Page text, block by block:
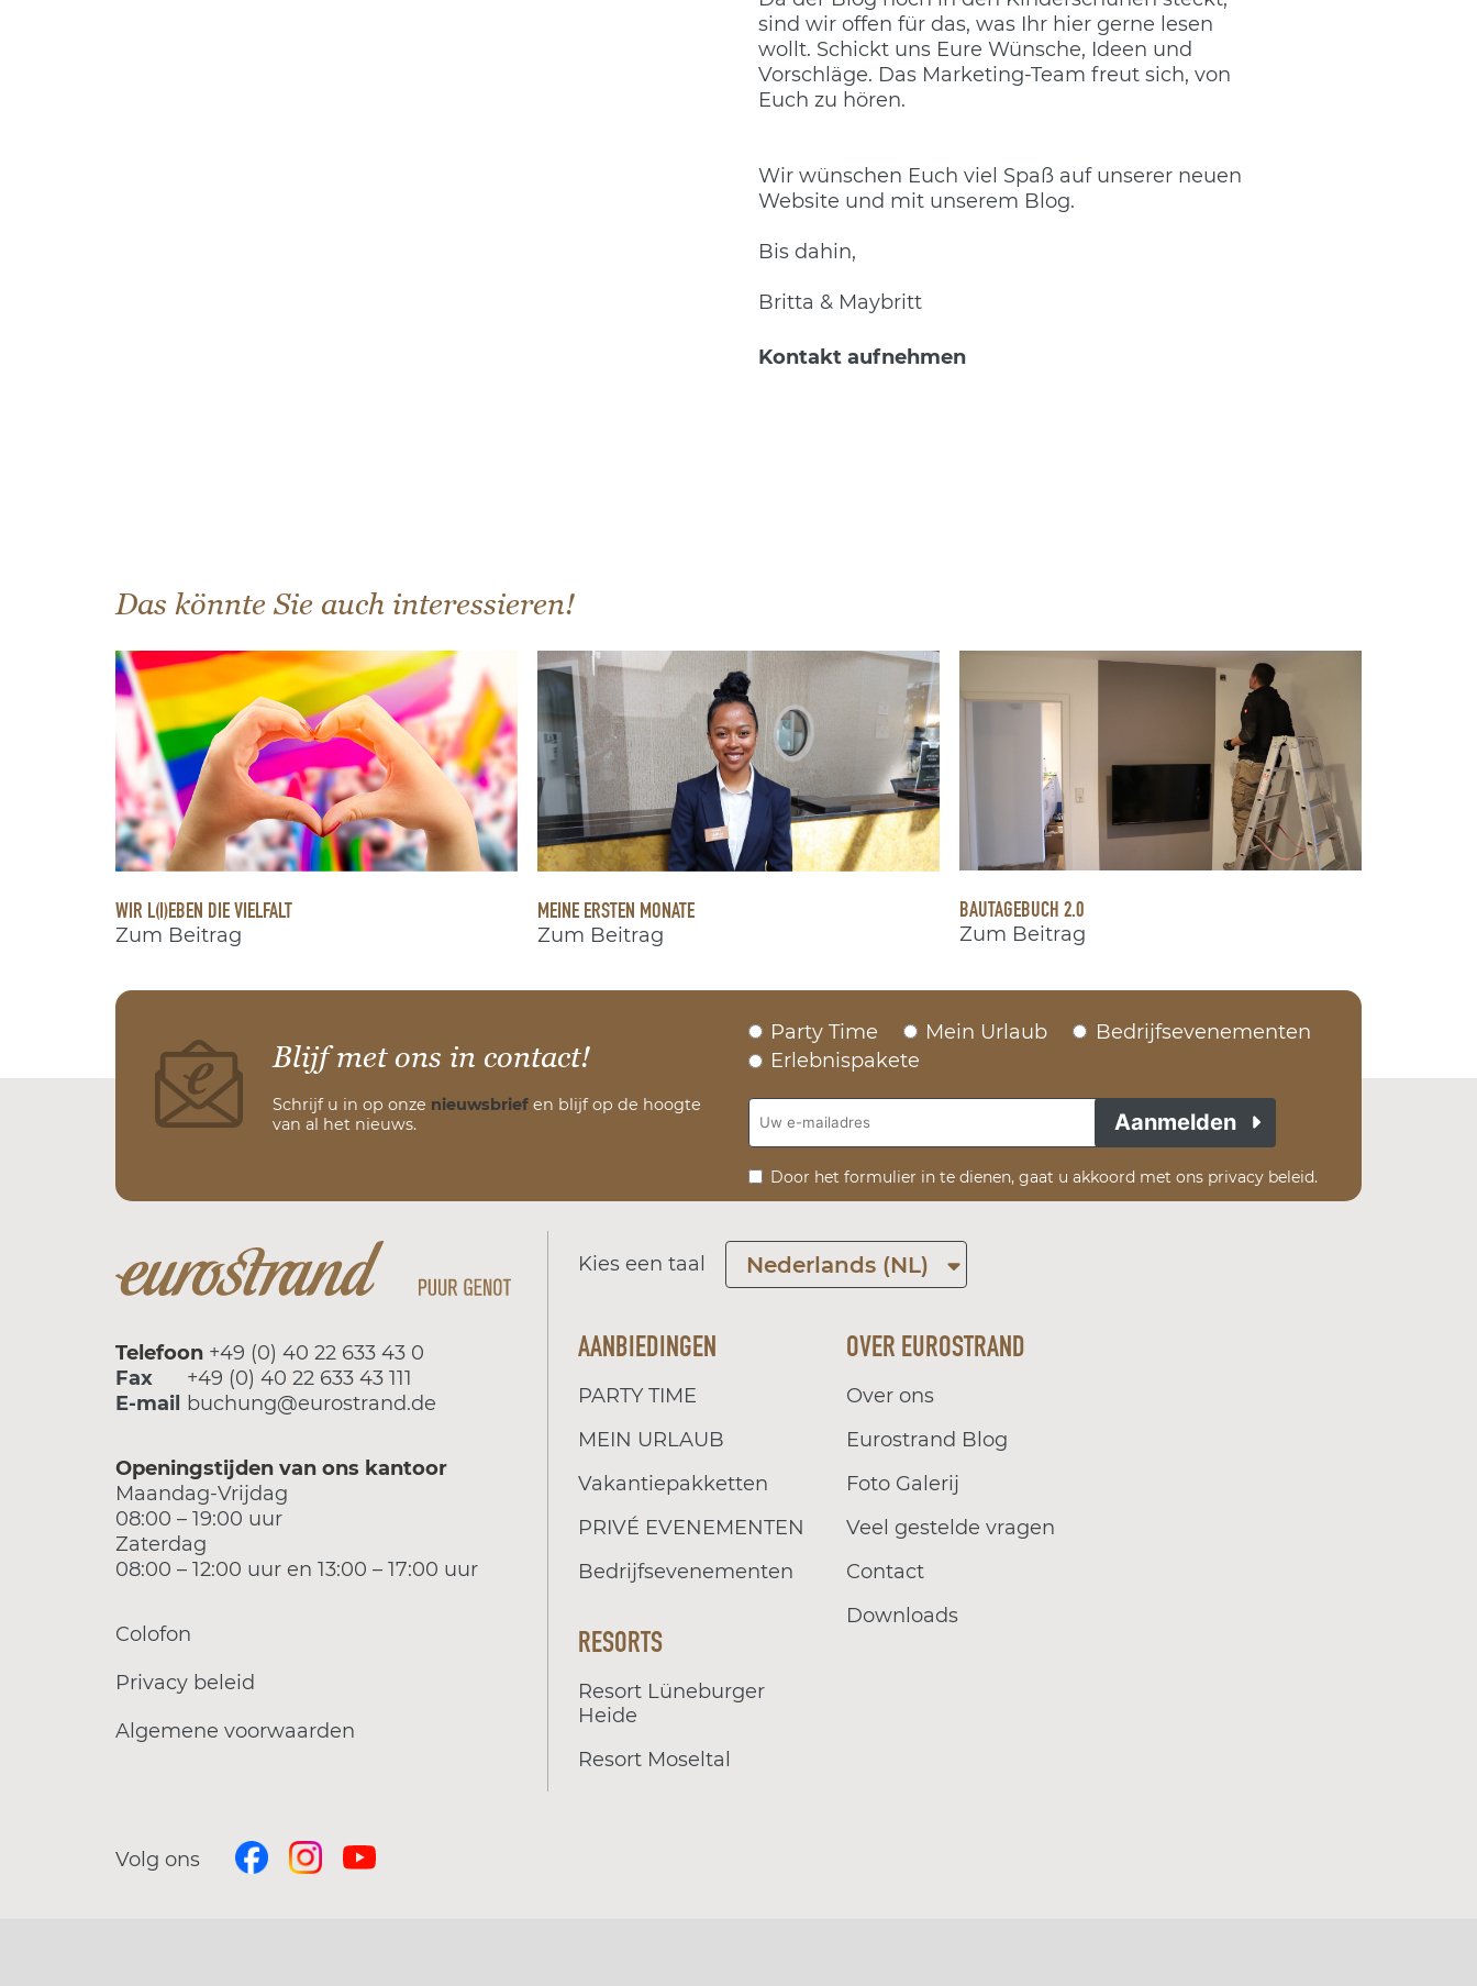
sind wir offen für das, was Ihr hier gerne lesen
wollt. Schickt uns Eure Wünsche, Ideen und
Vorschläge. Das Marketing-Team freut sich, von
Euch zu hören.
Wir wünschen Euch viel Spaß auf unserer neuen
Website und mit unserem Blog.
Bis dahin,
Britta & Maybritt
Kontakt aufnehmen
Das könnte Sie auch interessieren!
WIR L(I)EBEN DIE VIELFALT
Zum Beitrag
MEINE ERSTEN MONATE
Zum Beitrag
BAUTAGEBUCH 2.0
Zum Beitrag
Blijf met ons in contact!
Schrijf u in op onze nieuwsbrief en blijf op de hoogte
van al het nieuws.
Party Time Mein Urlaub
Bedrijfsevenementen
Erlebnispakete
Door het formulier in te dienen, gaat u akkoord met ons privacy beleid.
Aanmelden
Telefoon +49 (0) 40 22 633 43 0
Fax
+49 (0) 40 22 633 43 111
E-mail
buchung@eurostrand.de
Openingstijden van ons kantoor
Maandag-Vrijdag
08:00 – 19:00 uur
Zaterdag
08:00 – 12:00 uur en 13:00 – 17:00 uur
Colofon
Privacy beleid
Algemene voorwaarden
Kies een taal Nederlands (NL)
AANBIEDINGEN
PARTY TIME
MEIN URLAUB
Vakantiepakketten
PRIVÉ EVENEMENTEN
Bedrijfsevenementen
RESORTS
Resort Lüneburger
Heide
Resort Moseltal
OVER EUROSTRAND
Over ons
Eurostrand Blog
Foto Galerij
Veel gestelde vragen
Contact
Downloads
Volg ons